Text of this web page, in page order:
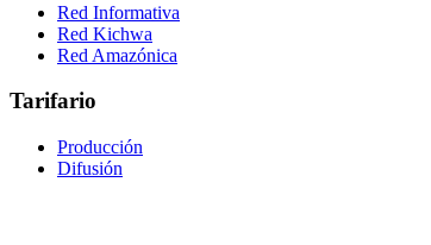
Red Informativa
Red Kichwa
Red Amazónica
Tarifario
Producción
Difusión